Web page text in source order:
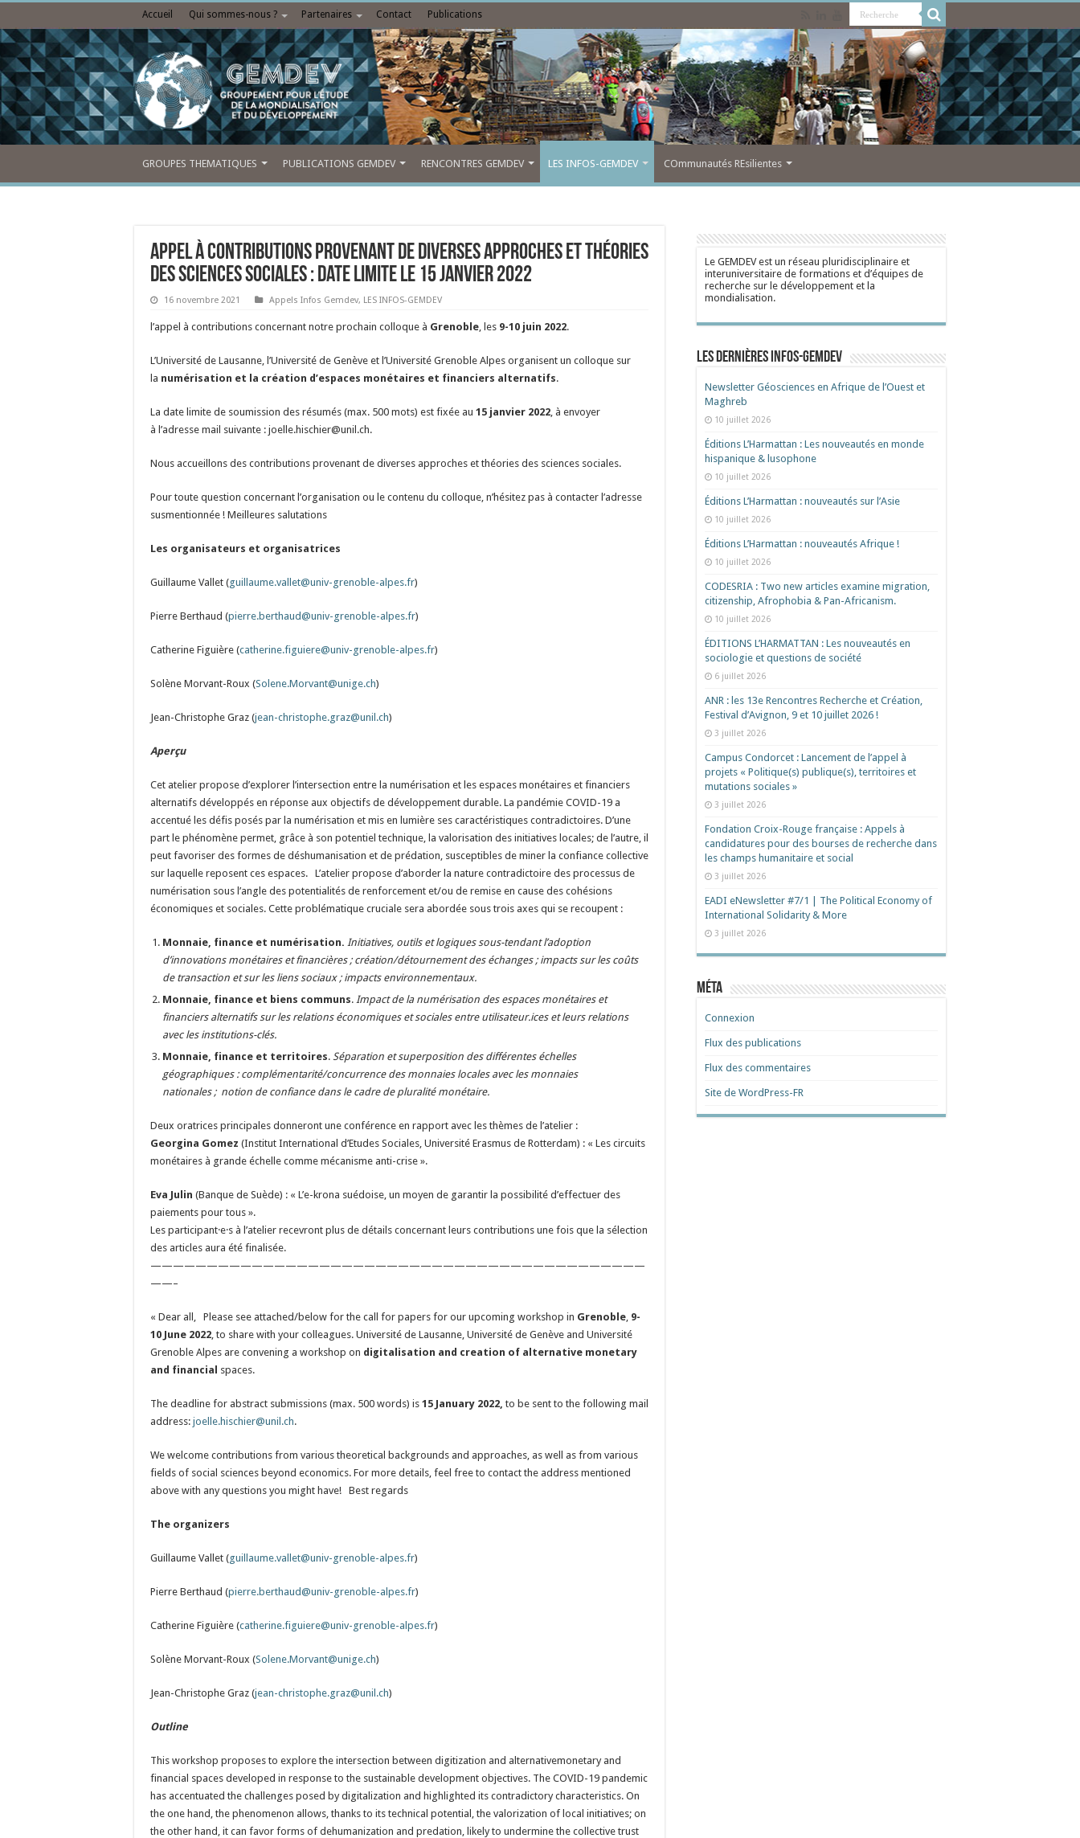
Accueil Qui sommes-nous ? Partenaires Contact Publications
GROUPES THEMATIQUES PUBLICATIONS GEMDEV RENCONTRES GEMDEV LES INFOS-GEMDEV COmmunautés REsilientes
Appel à contributions provenant de diverses approches et théories
des sciences sociales : date limite le 15 janvier 2022
16 novembre 2021 Appels Infos Gemdev, LES INFOS-GEMDEV
l’appel à contributions concernant notre prochain colloque à Grenoble, les 9-10 juin 2022.
L’Université de Lausanne, l’Université de Genève et l’Université Grenoble Alpes organisent un colloque sur
la numérisation et la création d’espaces monétaires et financiers alternatifs.
La date limite de soumission des résumés (max. 500 mots) est fixée au 15 janvier 2022, à envoyer
à l’adresse mail suivante : joelle.hischier@unil.ch.
Nous accueillons des contributions provenant de diverses approches et théories des sciences sociales.
Pour toute question concernant l’organisation ou le contenu du colloque, n’hésitez pas à contacter l’adresse
susmentionnée ! Meilleures salutations
Les organisateurs et organisatrices
Guillaume Vallet (guillaume.vallet@univ-grenoble-alpes.fr)
Pierre Berthaud (pierre.berthaud@univ-grenoble-alpes.fr)
Catherine Figuière (catherine.figuiere@univ-grenoble-alpes.fr)
Solène Morvant-Roux (Solene.Morvant@unige.ch)
Jean-Christophe Graz (jean-christophe.graz@unil.ch)
Aperçu
Cet atelier propose d’explorer l’intersection entre la numérisation et les espaces monétaires et financiers
alternatifs développés en réponse aux objectifs de développement durable. La pandémie COVID-19 a
accentué les défis posés par la numérisation et mis en lumière ses caractéristiques contradictoires. D’une
part le phénomène permet, grâce à son potentiel technique, la valorisation des initiatives locales; de l’autre, il
peut favoriser des formes de déshumanisation et de prédation, susceptibles de miner la confiance collective
sur laquelle reposent ces espaces. L’atelier propose d’aborder la nature contradictoire des processus de
numérisation sous l’angle des potentialités de renforcement et/ou de remise en cause des cohésions
économiques et sociales. Cette problématique cruciale sera abordée sous trois axes qui se recoupent :
Monnaie, finance et numérisation. Initiatives, outils et logiques sous-tendant l’adoption
d’innovations monétaires et financières ; création/détournement des échanges ; impacts sur les coûts
de transaction et sur les liens sociaux ; impacts environnementaux.
Monnaie, finance et biens communs. Impact de la numérisation des espaces monétaires et
financiers alternatifs sur les relations économiques et sociales entre utilisateur.ices et leurs relations
avec les institutions-clés.
Monnaie, finance et territoires. Séparation et superposition des différentes échelles
géographiques : complémentarité/concurrence des monnaies locales avec les monnaies
nationales ; notion de confiance dans le cadre de pluralité monétaire.
Deux oratrices principales donneront une conférence en rapport avec les thèmes de l’atelier :
Georgina Gomez (Institut International d’Etudes Sociales, Université Erasmus de Rotterdam) : « Les circuits
monétaires à grande échelle comme mécanisme anti-crise ».
Eva Julin (Banque de Suède) : « L’e-krona suédoise, un moyen de garantir la possibilité d’effectuer des
paiements pour tous ».
Les participant·e·s à l’atelier recevront plus de détails concernant leurs contributions une fois que la sélection
des articles aura été finalisée.
————————————————————————————————————————————
——–
« Dear all, Please see attached/below for the call for papers for our upcoming workshop in Grenoble, 9-
10 June 2022, to share with your colleagues. Université de Lausanne, Université de Genève and Université
Grenoble Alpes are convening a workshop on digitalisation and creation of alternative monetary
and financial spaces.
The deadline for abstract submissions (max. 500 words) is 15 January 2022, to be sent to the following mail
address: joelle.hischier@unil.ch.
We welcome contributions from various theoretical backgrounds and approaches, as well as from various
fields of social sciences beyond economics. For more details, feel free to contact the address mentioned
above with any questions you might have! Best regards
The organizers
Guillaume Vallet (guillaume.vallet@univ-grenoble-alpes.fr)
Pierre Berthaud (pierre.berthaud@univ-grenoble-alpes.fr)
Catherine Figuière (catherine.figuiere@univ-grenoble-alpes.fr)
Solène Morvant-Roux (Solene.Morvant@unige.ch)
Jean-Christophe Graz (jean-christophe.graz@unil.ch)
Outline
This workshop proposes to explore the intersection between digitization and alternativemonetary and
financial spaces developed in response to the sustainable development objectives. The COVID-19 pandemic
has accentuated the challenges posed by digitalization and highlighted its contradictory characteristics. On
the one hand, the phenomenon allows, thanks to its technical potential, the valorization of local initiatives; on
the other hand, it can favor forms of dehumanization and predation, likely to undermine the collective trust
Le GEMDEV est un réseau pluridisciplinaire et
interuniversitaire de formations et d’équipes de
recherche sur le développement et la
mondialisation.
Les dernières Infos-Gemdev
Newsletter Géosciences en Afrique de l’Ouest et
Maghreb
10 juillet 2026
Éditions L’Harmattan : Les nouveautés en monde
hispanique & lusophone
10 juillet 2026
Éditions L’Harmattan : nouveautés sur l’Asie
10 juillet 2026
Éditions L’Harmattan : nouveautés Afrique !​
10 juillet 2026
CODESRIA : Two new articles examine migration,
citizenship, Afrophobia & Pan-Africanism.
10 juillet 2026
ÉDITIONS L’HARMATTAN : Les nouveautés en
sociologie et questions de société
6 juillet 2026
ANR : les 13e Rencontres Recherche et Création,
Festival d’Avignon, 9 et 10 juillet 2026 !
3 juillet 2026
Campus Condorcet : Lancement de l’appel à
projets « Politique(s) publique(s), territoires et
mutations sociales »
3 juillet 2026
Fondation Croix-Rouge française : Appels à
candidatures pour des bourses de recherche dans
les champs humanitaire et social
3 juillet 2026
EADI eNewsletter #7/1 | The Political Economy of
International Solidarity & More
3 juillet 2026
Méta
Connexion
Flux des publications
Flux des commentaires
Site de WordPress-FR